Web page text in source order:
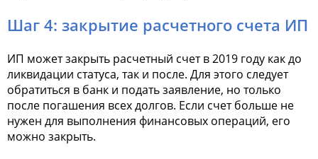
Шаг 4: закрытие расчетного счета ИП
ИП может закрыть расчетный счет в 2019 году как до
ликвидации статуса, так и после. Для этого следует
обратиться в банк и подать заявление, но только
после погашения всех долгов. Если счет больше не
нужен для выполнения финансовых операций, его
можно закрыть.